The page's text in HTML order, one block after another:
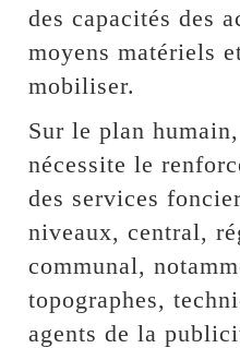
des capacités des
moyens matériels
mobiliser.
Sur le plan
nécessite le
des services
niveaux, central,
communal,
topographes,
agents de la